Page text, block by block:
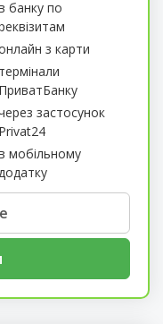
банку по
з карти
термінали
ПриватБанку
застосунок
Privat24
мобільному